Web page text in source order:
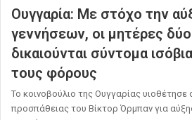
Ουγγαρία: Με στόχο την
γεννήσεων, οι μητέρες
δικαιούνται σύντομα
τους φόρους
Το κοινοβούλιο της Ουγγαρίας υιοθέτησε
προσπάθειας του Βίκτορ Όρμπαν για